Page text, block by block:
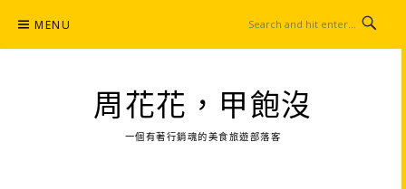
content
MENU
周花花，甲飽沒
一個有著行銷魂的美食旅遊部落客